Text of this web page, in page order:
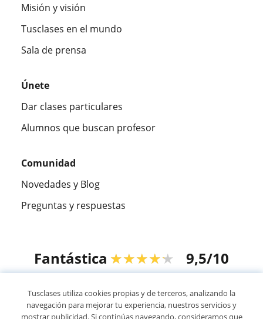
Misión y visión
Tusclases en el mundo
Sala de prensa
Únete
Dar clases particulares
Alumnos que buscan profesor
Comunidad
Novedades y Blog
Preguntas y respuestas
Fantástica ★★★★★ 9,5/10
Tusclases utiliza cookies propias y de terceros, analizando la
navegación para mejorar tu experiencia, nuestros servicios y
mostrar publicidad. Si continúas navegando, consideramos que